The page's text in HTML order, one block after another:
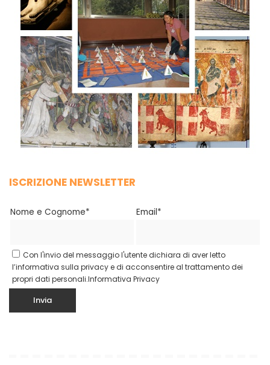
ISCRIZIONE NEWSLETTER
Nome e Cognome* Email*
Con l'invio del messaggio l'utente dichiara di aver letto
l’informativa sulla privacy e di acconsentire al trattamento dei
propri dati personali.Informativa Privacy